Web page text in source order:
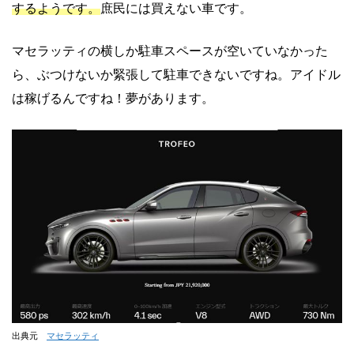
するようです。庶民には買えない車です。
マセラッティの横しか駐車スペースが空いていなかった
ら、ぶつけないか緊張して駐車できないですね。アイドル
は稼げるんですね！夢があります。
出典元 マセラッティ